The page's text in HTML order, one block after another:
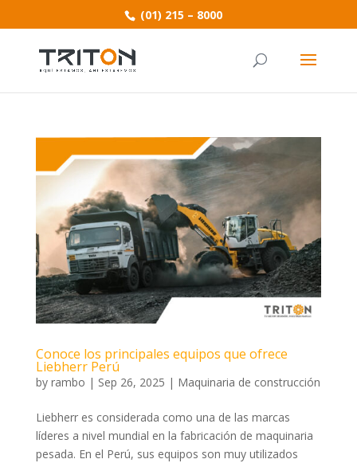
(01) 215 – 8000
Conoce los principales equipos que ofrece
Liebherr Perú
by rambo | Sep 26, 2025 | Maquinaria de construcción
Liebherr es considerada como una de las marcas
líderes a nivel mundial en la fabricación de maquinaria
pesada. En el Perú, sus equipos son muy utilizados